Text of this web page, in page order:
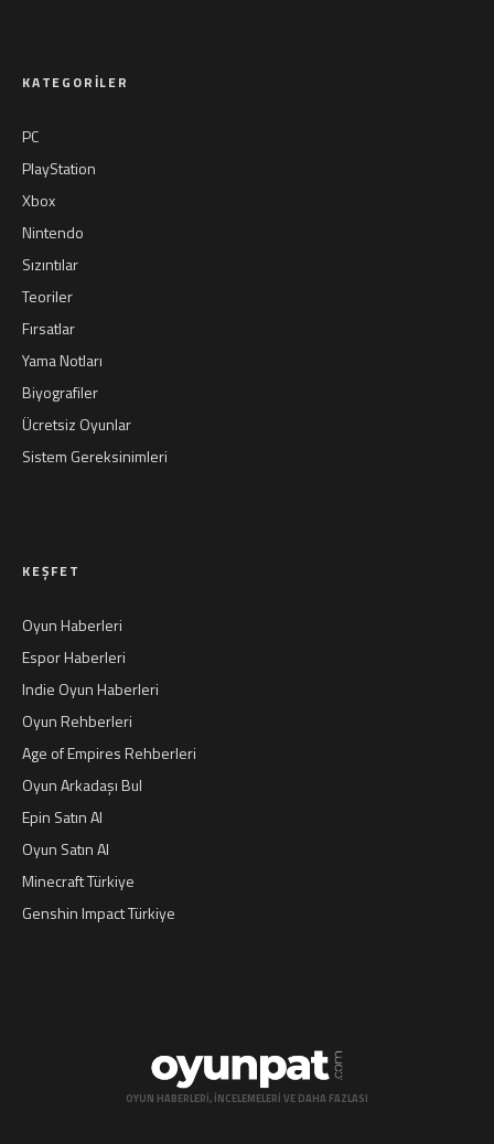
KATEGORILER
PC
PlayStation
Xbox
Nintendo
Sızıntılar
Teoriler
Fırsatlar
Yama Notları
Biyografiler
Ücretsiz Oyunlar
Sistem Gereksinimleri
KEŞFET
Oyun Haberleri
Espor Haberleri
Indie Oyun Haberleri
Oyun Rehberleri
Age of Empires Rehberleri
Oyun Arkadaşı Bul
Epin Satın Al
Oyun Satın Al
Minecraft Türkiye
Genshin Impact Türkiye
OYUN HABERLERI, INCELEMELERI VE DAHA FAZLASI